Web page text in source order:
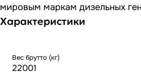
мировым маркам дизельных
Характеристики
Вес брутто (кг)
22001